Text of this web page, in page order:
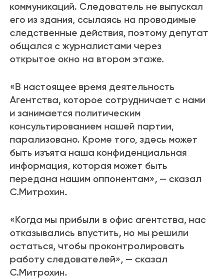
коммуникаций. Следователь не выпускал
его из здания, ссылаясь на проводимые
следственные действия, поэтому депутат
общался с журналистами через
открытое окно на втором этаже.
«В настоящее время деятельность
Агентства, которое сотрудничает с нами
и занимается политическим
консультированием нашей партии,
парализовано. Кроме того, здесь может
быть изъята наша конфиденциальная
информация, которая может быть
передана нашим оппонентам», — сказал
С.Митрохин.
«Когда мы прибыли в офис агентства, нас
отказывались впустить, но мы решили
остаться, чтобы проконтролировать
работу следователей», — сказал
С.Митрохин.